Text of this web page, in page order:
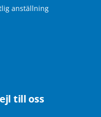
anställning
till oss